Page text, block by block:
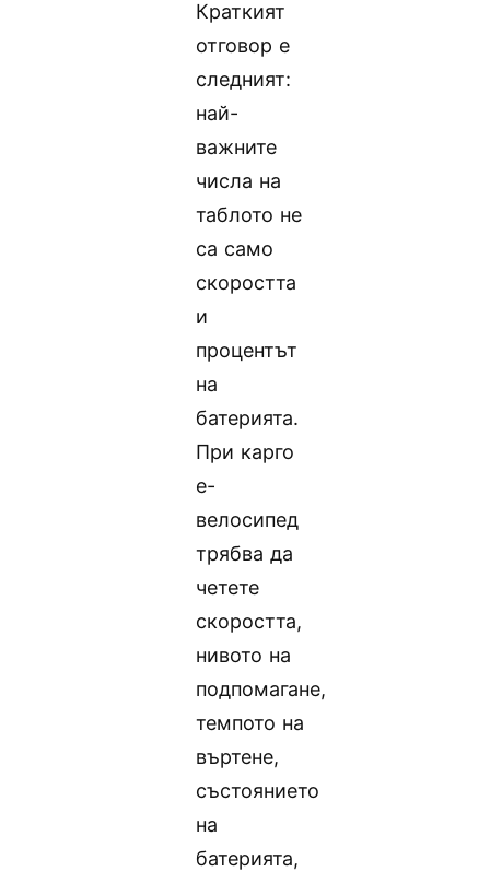
Краткият
отговор е
следният:
най-
важните
числа на
таблото не
са само
скоростта
и
процентът
на
батерията.
При карго
е-
велосипед
трябва да
четете
скоростта,
нивото на
подпомагане,
темпото на
въртене,
състоянието
на
батерията,